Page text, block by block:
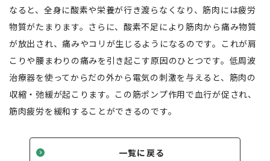
なると、全身に酸素や栄養が行き渡らなくなり、筋肉には疲労
物質がたまります。さらに、酸素不足により筋肉から痛み物質
が放出され、痛みやコリが生じるようになるのです。これが肩
こりや腰まわりの痛みを引き起こす原因のひとつです。低周波
治療器を使ってからだの外から電気の刺激を与えると、筋肉の
収縮・弛緩が起こります。この筋ポンプ作用で血行が促され、
筋肉疲労を緩和することができるのです。
一覧に戻る